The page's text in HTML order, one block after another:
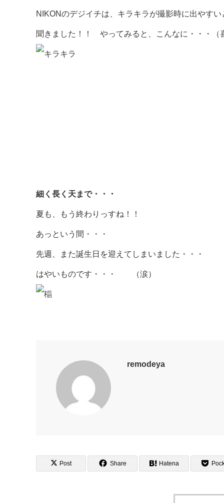
NIKONのデジイチは、キラキラが撮影時に出やすい
聞きました！！ やってみると、こんなに・・・（
細く長く天まで・・・
夏も、もう終わりっすね！！
あっという間・・・
先週、また誕生日を迎えてしまいました・・・
はやいものです・・・ （涙）
remodeya
Post Share Hatena